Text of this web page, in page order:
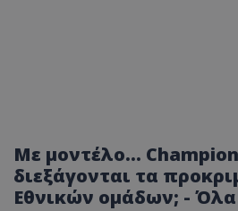
Με μοντέλο...
διεξάγονται τα
Εθνικών ομάδων; - Όλα